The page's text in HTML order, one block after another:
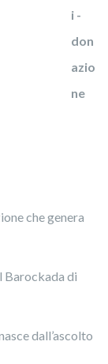
che genera
Barockada di
dall’ascolto